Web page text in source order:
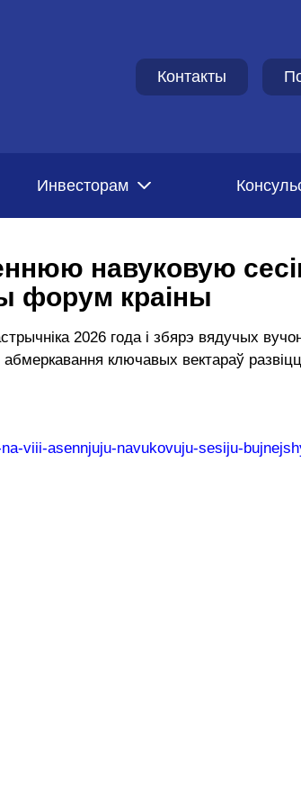
Контакты
Инвесторам
навуковую
форум краіны
2026 года і збярэ вядучых
ключавых вектараў
viii-asennjuju-navukovuju-sesiju-